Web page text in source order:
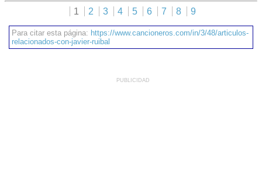
1 2 3 4 5 6 7 8 9
Para citar esta página: https://www.cancioneros.com/in/3/48/articulos-
relacionados-con-javier-ruibal
PUBLICIDAD